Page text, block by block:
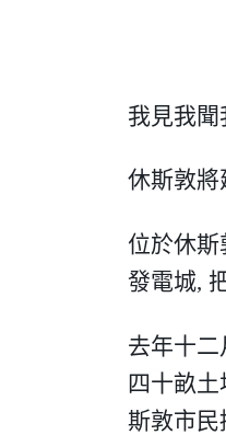
我見我聞
休斯敦將
位於休斯
發電城,
去年十
四十畝
斯敦市民